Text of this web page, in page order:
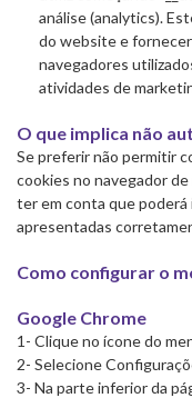
análise (analytics).
do website e
navegadores
atividades de
O que implica não
Se preferir não permitir
cookies no navegador
ter em conta que poderá
apresentadas
Como configurar o
Google Chrome
1- Clique no ícone do
2- Selecione
3- Na parte inferior da